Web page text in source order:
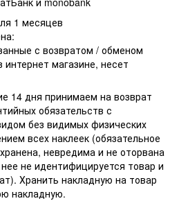
1 месяцев
с возвратом / обменом
интернет магазине, несет
14 дня принимаем на возврат
обязательств с
без видимых физических
всех наклеек (обязательное
невредима и не оторвана
не идентифицируется товар и
Хранить накладную на товар
накладную.